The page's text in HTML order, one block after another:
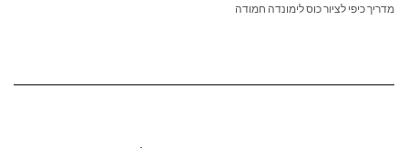
מדריך כיפי לציור כוס לימונדה חמודה